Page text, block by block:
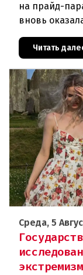
на прайд-
вновь
То, что для
является
Читать
Среда, 5